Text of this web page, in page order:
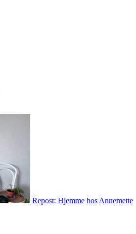
Repost: Hjemme hos Annemette